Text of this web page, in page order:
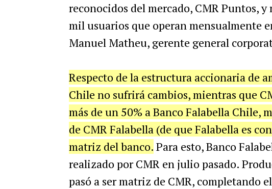
reconocidos del mercado, CMR Puntos,
mil usuarios que operan mensualmente
Manuel Matheu, gerente general
Respecto de la estructura accionaria de
Chile no sufrirá cambios, mientras que
más de un 50% a Banco Falabella Chile,
de CMR Falabella (de que Falabella es
matriz del banco. Para esto, Banco
realizado por CMR en julio pasado.
pasó a ser matriz de CMR, completando